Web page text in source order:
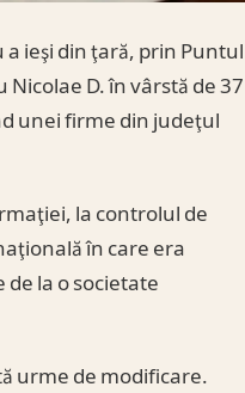
ieşi din ţară, prin Puntul
D. în vârstă de 37
unei firme din judeţul
la controlul de
în care era
la o societate
urme de modificare.